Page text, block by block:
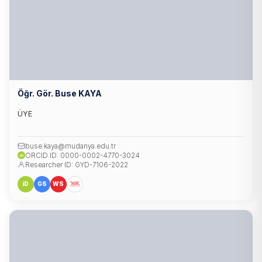
Öğr. Gör. Buse KAYA
ÜYE
buse.kaya@mudanya.edu.tr
iD ORCID ID: 0000-0002-4770-3024
Researcher ID: GYD-7106-2022
iD GS WS